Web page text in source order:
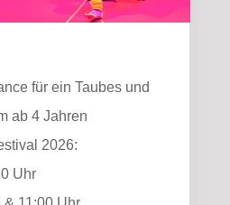
für ein Taubes und
ab 4 Jahren
2026:
Uhr